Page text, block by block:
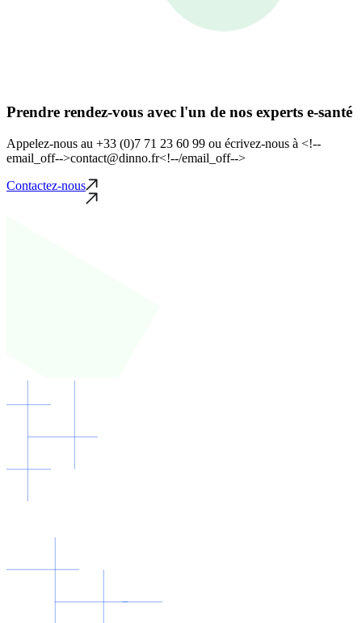
Prendre rendez-vous avec l'un de nos experts e-santé
Appelez-nous au +33 (0)7 71 23 60 99 ou écrivez-nous à <!--
email_off-->contact@dinno.fr<!--/email_off-->
Contactez-nous